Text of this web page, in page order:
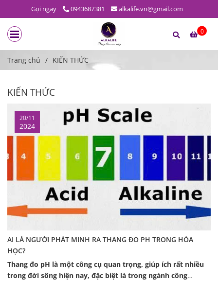
Gọi ngay 0943687381 alkalife.vn@gmail.com
0
Trang chủ / KIẾN THỨC
KIẾN THỨC
AI LÀ NGƯỜI PHÁT MINH RA THANG ĐO PH TRONG HÓA
HỌC?
20/11
2024
Thang đo pH là một công cụ quan trọng, giúp ích rất nhiều
trong đời sống hiện nay, đặc biệt là trong ngành công